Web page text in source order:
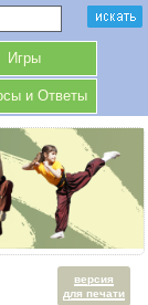
Игры
и Ответы
версия
для печати